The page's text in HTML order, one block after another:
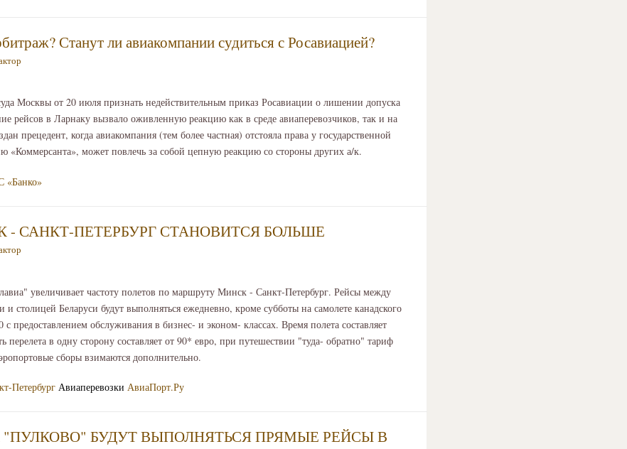
Станут ли авиакомпании судиться с Росавиацией?
Москвы от 20 июля признать недействительным приказ Росавиации о лишении допуска
рейсов в Ларнаку вызвало оживленную реакцию как в среде авиаперевозчиков, так и на
прецедент, когда авиакомпания (тем более частная) отстояла права у государственной
«Коммерсанта», может повлечь за собой цепную реакцию со стороны других а/к.
«Банко»
- САНКТ-ПЕТЕРБУРГ СТАНОВИТСЯ БОЛЬШЕ
увеличивает частоту полетов по маршруту Минск - Санкт-Петербург. Рейсы между
и столицей Беларуси будут выполняться ежедневно, кроме субботы на самолете канадского
с предоставлением обслуживания в бизнес- и эконом- классах. Время полета составляет
перелета в одну сторону составляет от 90* евро, при путешествии "туда- обратно" тариф
сборы взимаются дополнительно.
Петербург Авиаперевозки АвиаПорт.Ру
"ПУЛКОВО" БУДУТ ВЫПОЛНЯТЬСЯ ПРЯМЫЕ РЕЙСЫ В